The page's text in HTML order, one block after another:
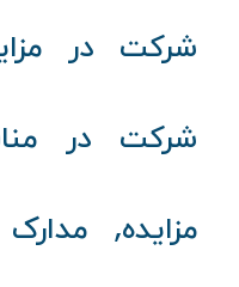
شرکت در
شرکت در
مزایده,